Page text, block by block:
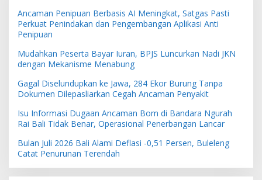
Ancaman Penipuan Berbasis AI Meningkat, Satgas Pasti
Perkuat Penindakan dan Pengembangan Aplikasi Anti
Penipuan
Mudahkan Peserta Bayar Iuran, BPJS Luncurkan Nadi JKN
dengan Mekanisme Menabung
Gagal Diselundupkan ke Jawa, 284 Ekor Burung Tanpa
Dokumen Dilepasliarkan Cegah Ancaman Penyakit
Isu Informasi Dugaan Ancaman Bom di Bandara Ngurah
Rai Bali Tidak Benar, Operasional Penerbangan Lancar
Bulan Juli 2026 Bali Alami Deflasi -0,51 Persen, Buleleng
Catat Penurunan Terendah